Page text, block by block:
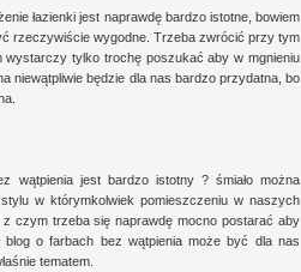
łazienki jest naprawdę bardzo istotne, bowiem
rzeczywiście wygodne. Trzeba zwrócić przy tym
tylko trochę poszukać aby w mgnieniu
niewątpliwie będzie dla nas bardzo przydatna, bo
wątpienia jest bardzo istotny ? śmiało można
w którymkolwiek pomieszczeniu w naszych
czym trzeba się naprawdę mocno postarać aby
blog o farbach bez wątpienia może być dla nas
tematem.